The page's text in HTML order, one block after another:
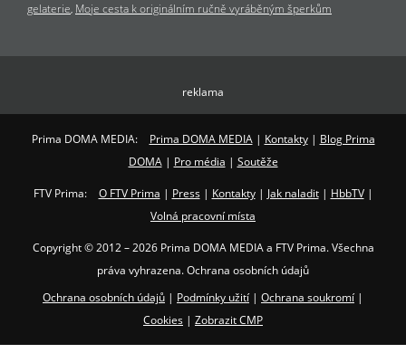
gelaterie Moje cesta k originálním ručně vyráběným šperkům
reklama
Prima DOMA MEDIA: Prima DOMA MEDIA| Kontakty| Blog Prima
DOMA| Pro média | Soutěže
FTV Prima: O FTV Prima | Press| Kontakty| Jak naladit| HbbTV|
Volná pracovní místa
Copyright © 2012 – 2026 Prima DOMA MEDIA a FTV Prima. Všechna
práva vyhrazena. Ochrana osobních údajů
Ochrana osobních údajů | Podmínky užití | Ochrana soukromí |
Cookies | Zobrazit CMP